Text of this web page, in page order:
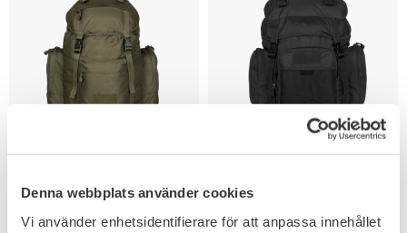
Denna webbplats använder cookies
Vi använder enhetsidentifierare för att anpassa innehållet
Mil-Tec Commando 75L
Ryggsäck
Mil-Tec Commando 55L
Ryggsäck